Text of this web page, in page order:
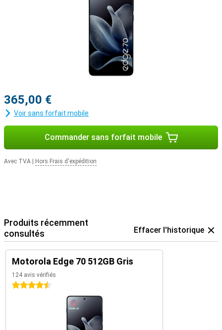
365,00 €
Voir sans forfait mobile
Commander sans forfait mobile
Avec TVA Hors Frais d'expédition
Produits récemment
consultés
Effacer l'historique
Motorola Edge 70 512GB Gris
124 avis vérifiés
4.5 étoiles